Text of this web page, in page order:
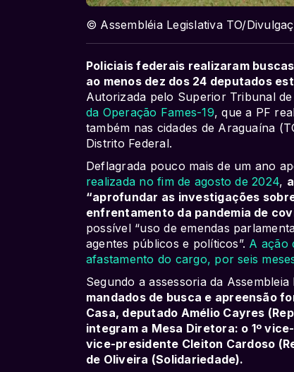
© Assembléia Legislativa TO/
Policiais federais realizaram
ao menos dez dos 24 deputados
Autorizada pelo Superior Tribunal
da Operação Fames-19, que a PF
também nas cidades de Araguaína
Distrito Federal.
Deflagrada pouco mais de um ano
realizada no fim de agosto de 2024,
“aprofundar as investigações
enfrentamento da pandemia de
possível “uso de emendas
agentes públicos e políticos”. A ação
afastamento do cargo, por seis
Segundo a assessoria da
mandados de busca e apreensão
Casa, deputado Amélio Cayres
integram a Mesa Diretora: o 1º
vice-presidente Cleiton Cardoso
de Oliveira (Solidariedade).